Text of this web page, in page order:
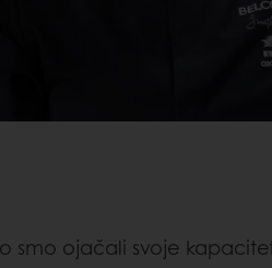
ojačali svoje